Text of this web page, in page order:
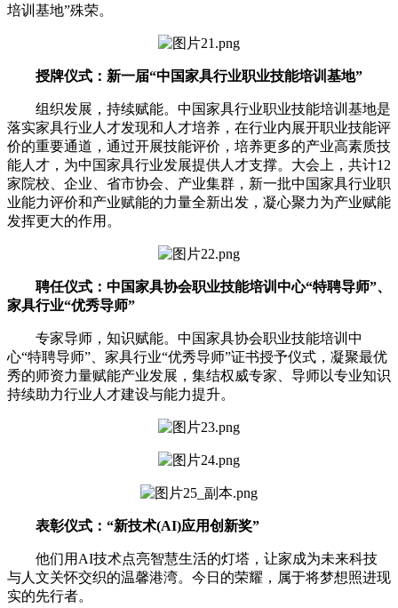
培训基地”殊荣。
授牌仪式：新一届“中国家具行业职业技能培训基地”
组织发展，持续赋能。中国家具行业职业技能培训基地是
落实家具行业人才发现和人才培养，在行业内展开职业技能评
价的重要通道，通过开展技能评价，培养更多的产业高素质技
能人才，为中国家具行业发展提供人才支撑。大会上，共计12
家院校、企业、省市协会、产业集群，新一批中国家具行业职
业能力评价和产业赋能的力量全新出发，凝心聚力为产业赋能
发挥更大的作用。
聘任仪式：中国家具协会职业技能培训中心“特聘导师”、
家具行业“优秀导师”
专家导师，知识赋能。中国家具协会职业技能培训中
心“特聘导师”、家具行业“优秀导师”证书授予仪式，凝聚最优
秀的师资力量赋能产业发展，集结权威专家、导师以专业知识
持续助力行业人才建设与能力提升。
表彰仪式：“新技术(AI)应用创新奖”
他们用AI技术点亮智慧生活的灯塔，让家成为未来科技
与人文关怀交织的温馨港湾。今日的荣耀，属于将梦想照进现
实的先行者。